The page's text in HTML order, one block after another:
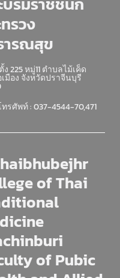
รวง
ารณสุข
225 หมู่11 ตำบลไม้เค็ด
เมือง จังหวัดปราจีนบุรี
ทรศัพท์ : 037-4544-70,471
of Thai
of Pubic